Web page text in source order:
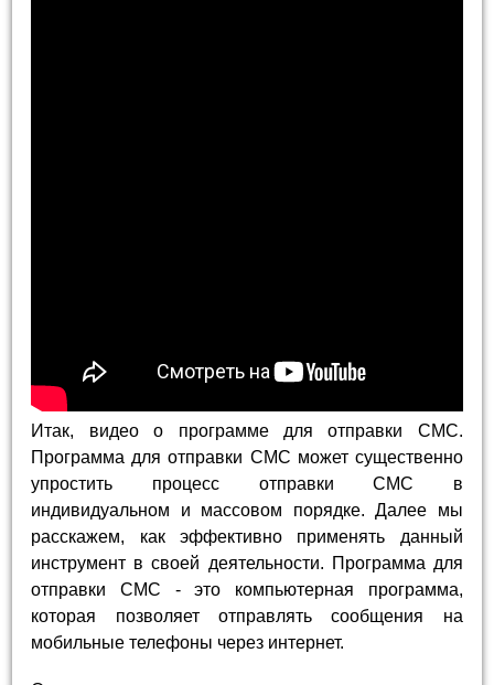
Итак, видео о программе для отправки СМС.
Программа для отправки СМС может существенно
упростить процесс отправки СМС в
индивидуальном и массовом порядке. Далее мы
расскажем, как эффективно применять данный
инструмент в своей деятельности. Программа для
отправки СМС - это компьютерная программа,
которая позволяет отправлять сообщения на
мобильные телефоны через интернет.